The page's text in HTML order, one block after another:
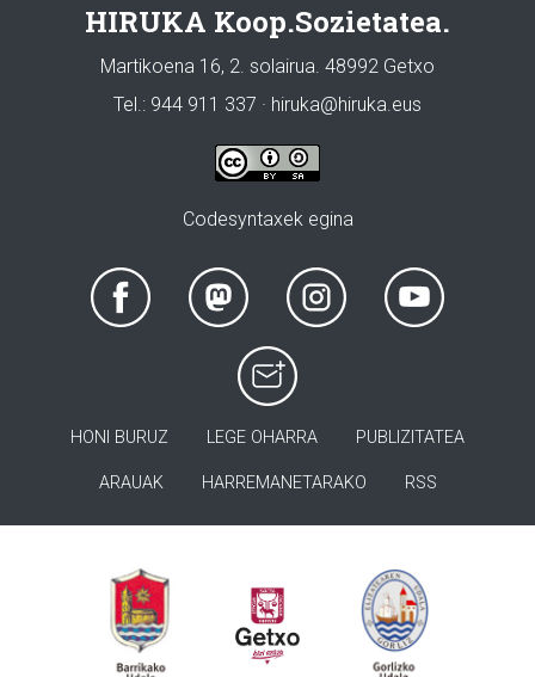
HIRUKA Koop.Sozietatea.
Martikoena 16, 2. solairua. 48992 Getxo
Tel.: 944 911 337 · hiruka@hiruka.eus
Codesyntaxek egina
HONI BURUZ LEGE OHARRA PUBLIZITATEA
ARAUAK HARREMANETARAKO RSS